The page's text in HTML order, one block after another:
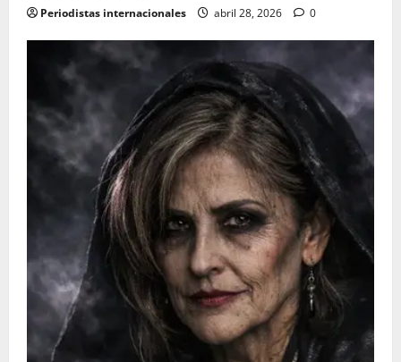
Periodistas internacionales abril 28, 2026 0